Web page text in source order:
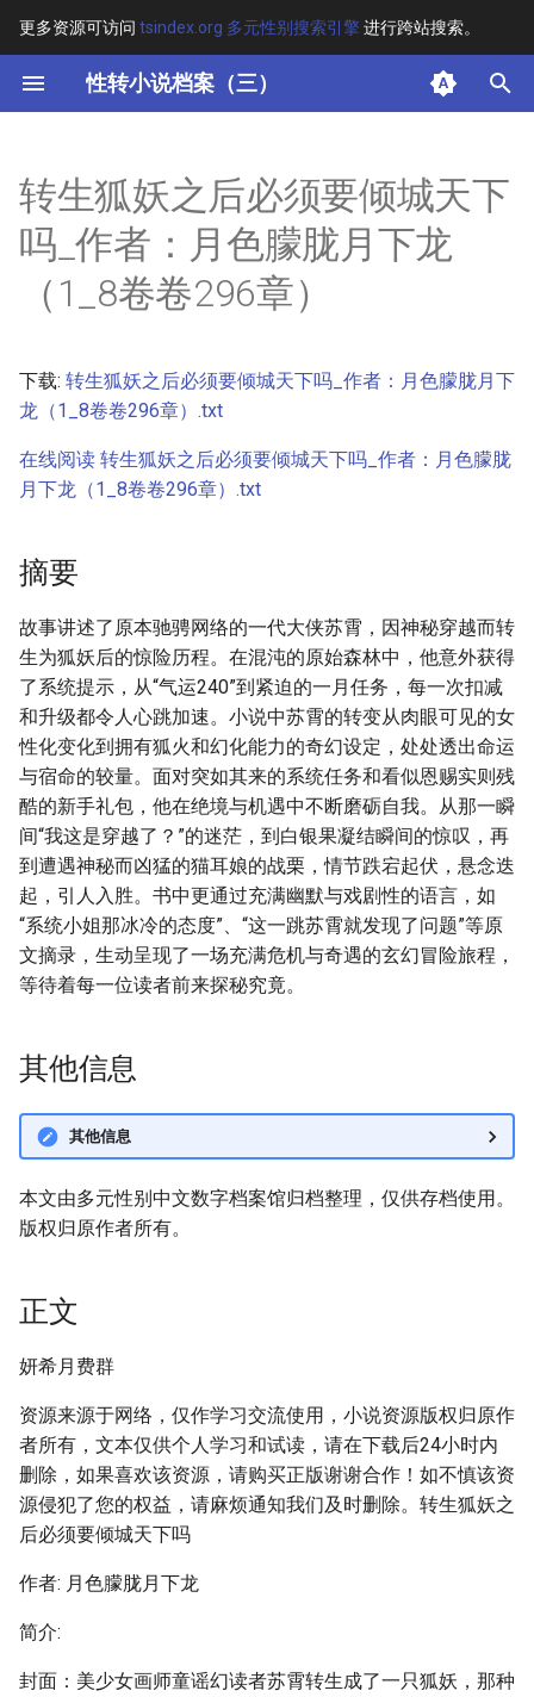
更多资源可访问 tsindex.org 多元性别搜索引擎进行跨站搜索。
性转小说档案（三）
键
开
始
其他信息
正文
转生狐妖之后必须要倾城天下
吗_作者：月色朦胧月下龙
（1_8卷卷296章）
下载: 转生狐妖之后必须要倾城天下吗_作者：月色朦胧月下
龙（1_8卷卷296章）.txt
在线阅读 转生狐妖之后必须要倾城天下吗_作者：月色朦胧
月下龙（1_8卷卷296章）.txt
摘要
故事讲述了原本驰骋网络的一代大侠苏霄，因神秘穿越而转
生为狐妖后的惊险历程。在混沌的原始森林中，他意外获得
了系统提示，从“气运240”到紧迫的一月任务，每一次扣减
和升级都令人心跳加速。小说中苏霄的转变从肉眼可见的女
性化变化到拥有狐火和幻化能力的奇幻设定，处处透出命运
与宿命的较量。面对突如其来的系统任务和看似恩赐实则残
酷的新手礼包，他在绝境与机遇中不断磨砺自我。从那一瞬
间“我这是穿越了？”的迷茫，到白银果凝结瞬间的惊叹，再
到遭遇神秘而凶猛的猫耳娘的战栗，情节跌宕起伏，悬念迭
起，引人入胜。书中更通过充满幽默与戏剧性的语言，如
“系统小姐那冰冷的态度”、“这一跳苏霄就发现了问题”等原
文摘录，生动呈现了一场充满危机与奇遇的玄幻冒险旅程，
等待着每一位读者前来探秘究竟。
其他信息
其他信息
本文由多元性别中文数字档案馆归档整理，仅供存档使用。
版权归原作者所有。
正文
妍希月费群
资源来源于网络，仅作学习交流使用，小说资源版权归原作
者所有，文本仅供个人学习和试读，请在下载后24小时内
删除，如果喜欢该资源，请购买正版谢谢合作！如不慎该资
源侵犯了您的权益，请麻烦通知我们及时删除。转生狐妖之
后必须要倾城天下吗
作者: 月色朦胧月下龙
简介:
封面：美少女画师童谣幻读者苏霄转生成了一只狐妖，那种